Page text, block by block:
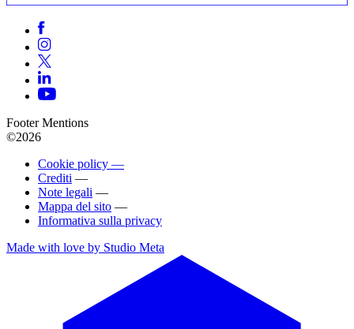
Footer Mentions
©2026
Cookie policy —
Crediti —
Note legali —
Mappa del sito —
Informativa sulla privacy
Made with love by Studio Meta